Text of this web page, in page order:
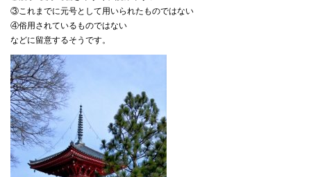
③これまでに元号として用いられたものではない
④俗用されているものではない
などに留意するそうです。